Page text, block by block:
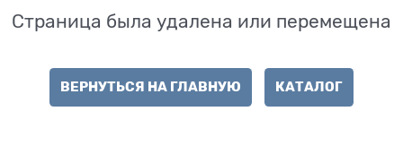
Страница была удалена или перемещена
ВЕРНУТЬСЯ НА ГЛАВНУЮ КАТАЛОГ